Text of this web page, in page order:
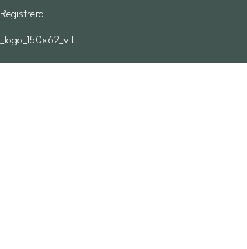
Registrera